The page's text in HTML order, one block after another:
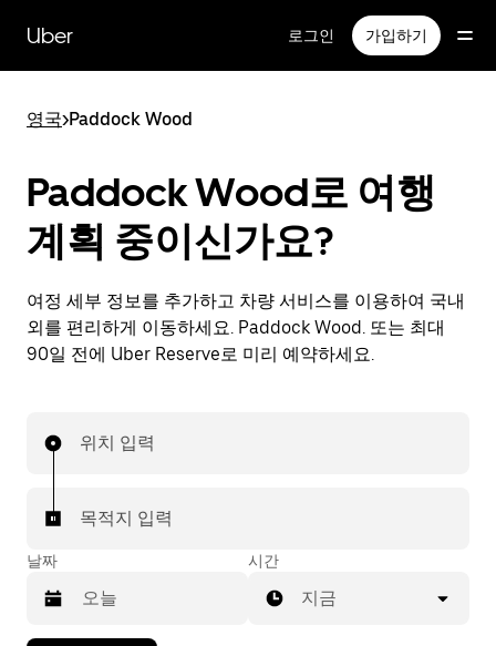
Uber 로그인 가입하기
영국>Paddock Wood
Paddock Wood로 여행
계획 중이신가요?
여정 세부 정보를 추가하고 차량 서비스를 이용하여 국내
외를 편리하게 이동하세요. Paddock Wood. 또는 최대
90일 전에 Uber Reserve로 미리 예약하세요.
위치 입력
목적지 입력
날짜 시간
지금